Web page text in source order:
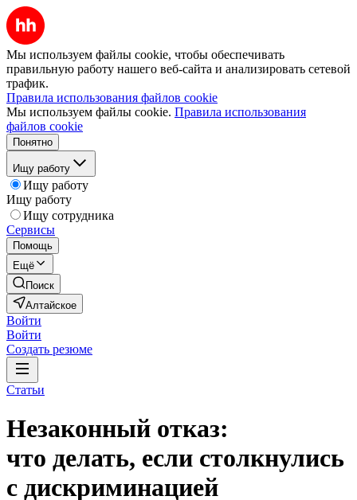
Мы используем файлы cookie, чтобы обеспечивать
правильную работу нашего веб-сайта и анализировать сетевой
трафик.
Правила использования файлов cookie
Мы используем файлы cookie. Правила использования
файлов cookie
Понятно
Ищу работу
Ищу работу
Ищу работу
Ищу сотрудника
Сервисы
Помощь
Ещё
Поиск
Алтайское
Войти
Войти
Создать резюме
Статьи
Незаконный отказ:
что делать, если столкнулись
с дискриминацией